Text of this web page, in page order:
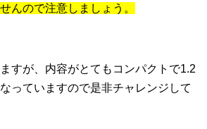
んので注意しましょう。
すが、内容がとてもコンパクトで1.2
っていますので是非チャレンジして